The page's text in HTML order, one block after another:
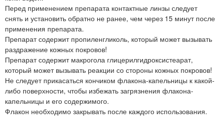
Перед применением препарата контактные линзы следует
снять и установить обратно не ранее, чем через 15 минут после
применения препарата.
Препарат содержит пропиленгликоль, который может вызывать
раздражение кожных покровов!
Препарат содержит макрогола глицерилгидроксистеарат,
который может вызывать реакции со стороны кожных покровов!
Не следует прикасаться кончиком флакона-капельницы к какой-
либо поверхности, чтобы избежать загрязнения флакона-
капельницы и его содержимого.
Флакон необходимо закрывать после каждого использования.